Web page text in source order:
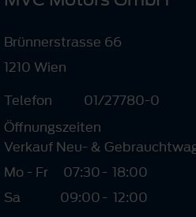
Brünnerstrasse 66
1210 Wien
Telefon
01/27780-0
Öffnungszeiten
Verkauf Neu- &
Mo - Fr
07:30- 18:00
Sa
09:00- 12:00